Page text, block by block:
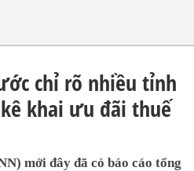
chỉ rõ nhiều tỉnh
khai ưu đãi thuế
mới đây đã có báo cáo tổng